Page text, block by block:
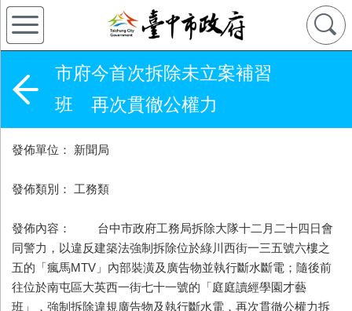
市府今首次拆除未立案補習
班 再次貫徹公權力
發佈單位： 新聞局
發佈類別： 工務類
發佈內容： 台中市政府工務局拆除大隊十二月二十四日會
同警力，以違反建築法強制拆除位於綠川西街一三五號六樓之
五的「瘋馬MTV」內部裝潢及廣告物並執行斷水斷電；隨後前
往位於南屯區大英西一街七十一號的「庭庭讀經學園才藝
班」，強制拆除違規廣告物及執行斷水電，再次貫徹公權力拆